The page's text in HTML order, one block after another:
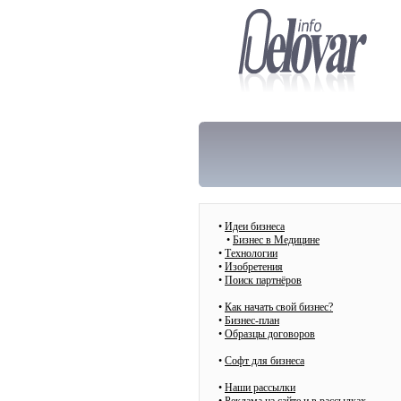
• Идеи бизнеса
• Бизнес в Медицине
• Технологии
• Изобретения
• Поиск партнёров
• Как начать свой бизнес?
• Бизнес-план
• Образцы договоров
• Cофт для бизнеса
• Наши рассылки